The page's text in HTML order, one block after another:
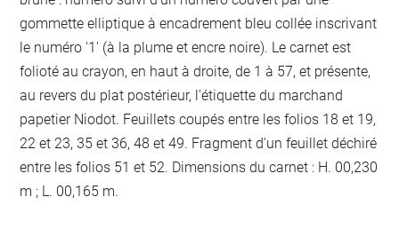
gommette elliptique à encadrement bleu collée inscrivant
le numéro '1' (à la plume et encre noire). Le carnet est
folioté au crayon, en haut à droite, de 1 à 57, et présente,
au revers du plat postérieur, l'étiquette du marchand
papetier Niodot. Feuillets coupés entre les folios 18 et 19,
22 et 23, 35 et 36, 48 et 49. Fragment d'un feuillet déchiré
entre les folios 51 et 52. Dimensions du carnet : H. 00,230
m ; L. 00,165 m.